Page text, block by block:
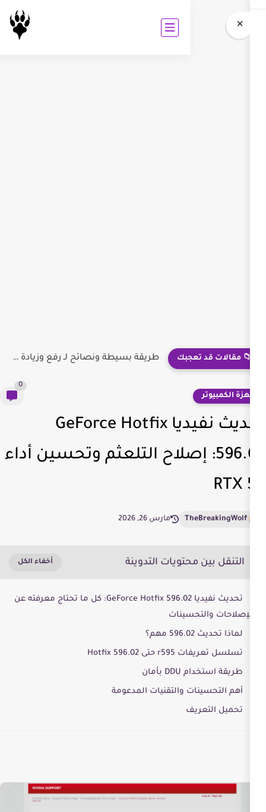
ExplorerBlurMica: وداعاً للمظهر الافتراضي الممل لـ File Explorer في Windows...
تحديث نفيديا GeForce Hotfix
إصلاح التلعثم وتحسين أداء
مارس 26, 2026
التدوينة
تحديث نفيديا GeForce Hotfix 596.02: كل ما تحتاج معرفته عن
والتقنيات المدعومة